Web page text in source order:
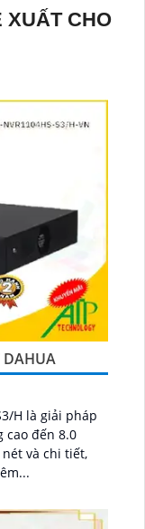
XUẤT CHO
DAHUA
H là giải pháp
cao đến 8.0